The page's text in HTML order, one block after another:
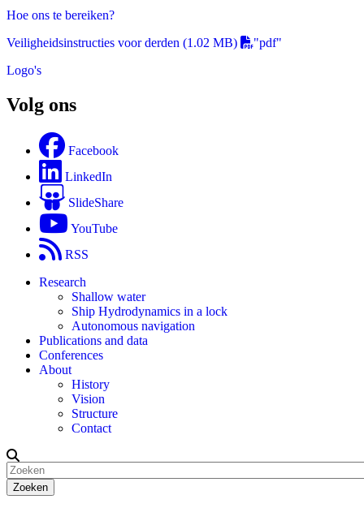
Hoe ons te bereiken?
Veiligheidsinstructies voor derden (1.02 MB)
"pdf"
Logo's
Volg ons
Facebook
LinkedIn
SlideShare
YouTube
RSS
Research
Shallow water
Ship Hydrodynamics in a lock
Autonomous navigation
Publications and data
Conferences
About
History
Vision
Structure
Contact
Zoeken